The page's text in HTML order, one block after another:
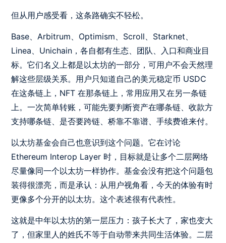
但从用户感受看，这条路确实不轻松。
Base、Arbitrum、Optimism、Scroll、Starknet、
Linea、Unichain，各自都有生态、团队、入口和商业目
标。它们名义上都是以太坊的一部分，可用户不会天然理
解这些层级关系。用户只知道自己的美元稳定币 USDC
在这条链上，NFT 在那条链上，常用应用又在另一条链
上。一次简单转账，可能先要判断资产在哪条链、收款方
支持哪条链、是否要跨链、桥靠不靠谱、手续费谁来付。
以太坊基金会自己也意识到这个问题。它在讨论
Ethereum Interop Layer 时，目标就是让多个二层网络
尽量像同一个以太坊一样协作。基金会没有把这个问题包
装得很漂亮，而是承认：从用户视角看，今天的体验有时
更像多个分开的以太坊。这个表述很有代表性。
这就是中年以太坊的第一层压力：孩子长大了，家也变大
了，但家里人的姓氏不等于自动带来共同生活体验。二层